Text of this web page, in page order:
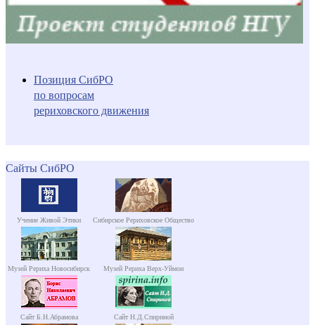
Позиция СибРО
по вопросам
рериховского движения
Сайты СибРО
Учение Живой Этики Сибирское Рериховское Общество
Музей Рериха Новосибирск Музей Рериха Верх-Уймон
Сайт Б.Н.Абрамова Сайт Н.Д.Спириной